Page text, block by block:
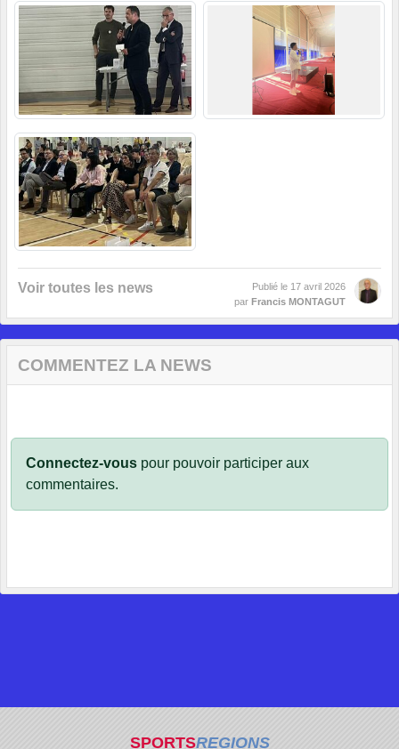
Voir toutes les news Publié le 17 avril 2026
par Francis MONTAGUT
COMMENTEZ LA NEWS
Connectez-vous pour pouvoir participer aux
commentaires.
SPORTSREGIONS